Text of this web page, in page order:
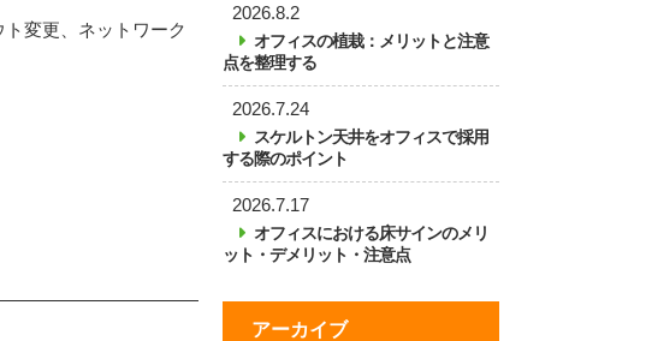
変更、ネットワーク
2026.8.2
オフィスの植栽：メリットと注意
点を整理する
2026.7.24
スケルトン天井をオフィスで採用
する際のポイント
2026.7.17
オフィスにおける床サインのメリ
ット・デメリット・注意点
アーカイブ